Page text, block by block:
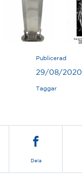
Publicerad
29/08/2020
Taggar
Dela